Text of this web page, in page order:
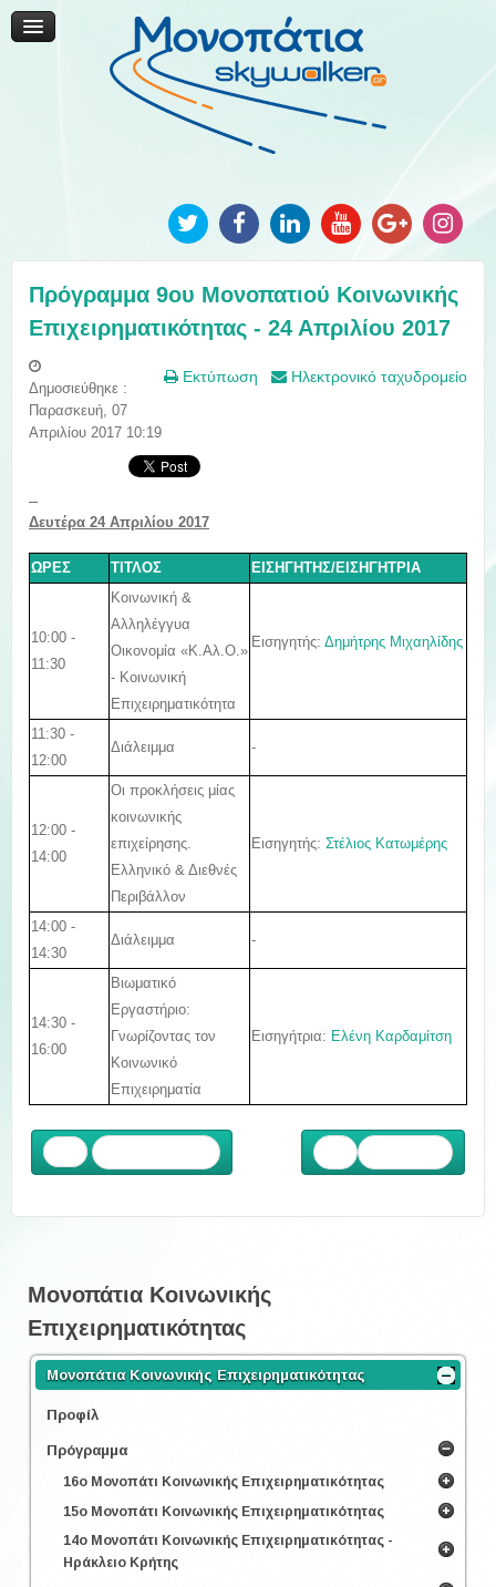
Μονοπάτια Καινοτομίας
Μονοπάτια Τοπικής Ανάπτυξης
Ανακοινώσεις
Φωτογραφίες
Πρόγραμμα 9ου Μονοπατιού Κοινωνικής
Επιχειρηματικότητας - 24 Απριλίου 2017
Εκτύπωση Ηλεκτρονικό ταχυδρομείο
Δημοσιεύθηκε :
Παρασκευή, 07
Απριλίου 2017 10:19
Δευτέρα 24 Απριλίου 2017
ΩΡΕΣ ΤΙΤΛΟΣ ΕΙΣΗΓΗΤΗΣ/ΕΙΣΗΓΗΤΡΙΑ
10:00 -
11:30
Κοινωνική &
Αλληλέγγυα
Οικονομία «Κ.Αλ.Ο.»
- Κοινωνική
Επιχειρηματικότητα
Εισηγητής: Δημήτρης Μιχαηλίδης
11:30 -
12:00
Διάλειμμα -
12:00 -
14:00
Οι προκλήσεις μίας
κοινωνικής
επιχείρησης.
Ελληνικό & Διεθνές
Περιβάλλον
Εισηγητής: Στέλιος Κατωμέρης
14:00 -
14:30
Διάλειμμα -
14:30 -
16:00
Βιωματικό
Εργαστήριο:
Γνωρίζοντας τον
Κοινωνικό
Επιχειρηματία
Εισηγήτρια: Ελένη Καρδαμίτση
Μονοπάτια Κοινωνικής
Επιχειρηματικότητας
Μονοπάτια Κοινωνικής Επιχειρηματικότητας
Προφίλ
Πρόγραμμα
16ο Μονοπάτι Κοινωνικής Επιχειρηματικότητας
15ο Μονοπάτι Κοινωνικής Επιχειρηματικότητας
14ο Μονοπάτι Κοινωνικής Επιχειρηματικότητας -
Ηράκλειο Κρήτης